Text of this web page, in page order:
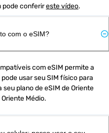
pode conferir este vídeo.
com o eSIM?
com eSIM permite a
usar seu SIM físico para
plano de eSIM de Oriente
Médio.